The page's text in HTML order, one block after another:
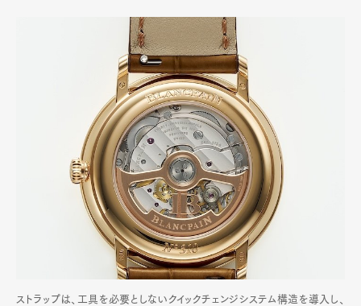
ストラップは、工具を必要としないクイックチェンジシステム構造を導入し、